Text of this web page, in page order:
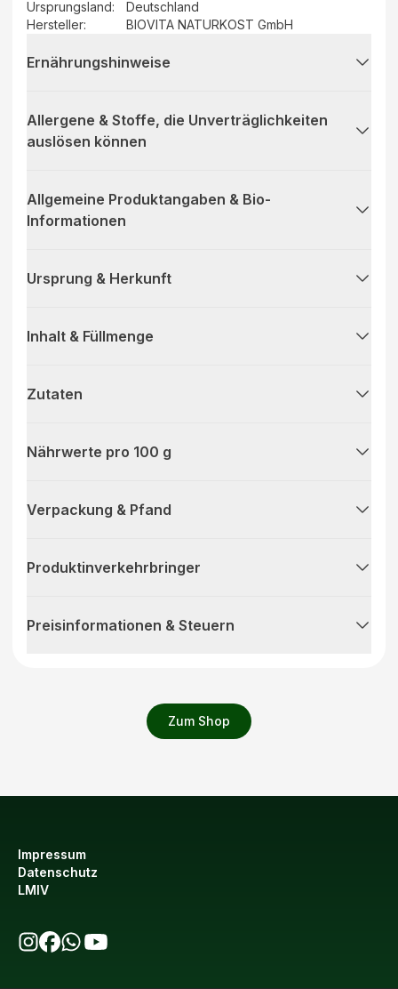
Zum Shop
Ursprungsland:
Deutschland
Hersteller: BIOVITA NATURKOST GmbH
Ernährungshinweise
Allergene & Stoffe, die Unverträglichkeiten
auslösen können
Allgemeine Produktangaben & Bio-
Informationen
Ursprung & Herkunft
Inhalt & Füllmenge
Zutaten
Nährwerte pro 100 g
Verpackung & Pfand
Produktinverkehrbringer
Preisinformationen & Steuern
Impressum
Datenschutz
LMIV